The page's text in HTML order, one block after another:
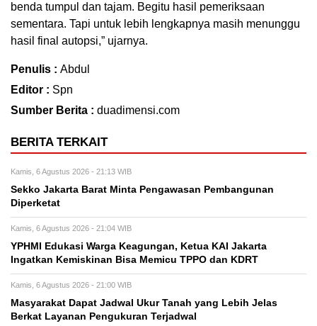
benda tumpul dan tajam. Begitu hasil pemeriksaan
sementara. Tapi untuk lebih lengkapnya masih menunggu
hasil final autopsi,” ujarnya.
Penulis : Abdul
Editor : Spn
Sumber Berita : duadimensi.com
BERITA TERKAIT
Kamis, 6 Agustus 2026 - 21:13 WIB
Sekko Jakarta Barat Minta Pengawasan Pembangunan
Diperketat
Kamis, 6 Agustus 2026 - 21:04 WIB
YPHMI Edukasi Warga Keagungan, Ketua KAI Jakarta
Ingatkan Kemiskinan Bisa Memicu TPPO dan KDRT
Kamis, 6 Agustus 2026 - 21:00 WIB
Masyarakat Dapat Jadwal Ukur Tanah yang Lebih Jelas
Berkat Layanan Pengukuran Terjadwal